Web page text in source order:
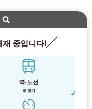
재 중입니다!
역·노선
로 찾기